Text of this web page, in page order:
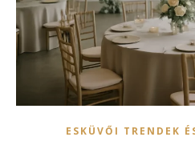
ESKÜVŐI TRENDEK